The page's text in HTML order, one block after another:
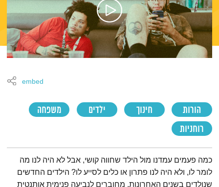
הורות חינוך ילדים
משפחה
רוחניות
embed
תמצית הפודקאסט
כמה פעמים עמדנו מול הילד שחווה קושי, אבל לא היה לנו מה
לומר לו, ולא היה לנו פתרון או כלים לסייע לו? הילדים החדשים
שנולדים בשנים האחרונות, מחוברים לנביעה פנימית אותנטית